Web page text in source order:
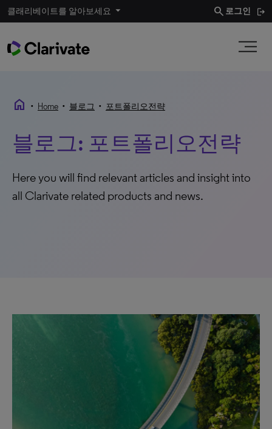
클래리베이트를 알아보세요 search 로그인
home • Home • 블로그 • 포트폴리오전략
블로그: 포트폴리오전략
Here you will find relevant articles and insight into
all Clarivate related products and news.